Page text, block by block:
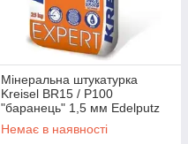
Мінеральна штукатурка
Kreisel BR15 / P100
"баранець" 1,5 мм Edelputz
Mineralisch (25 кг) Крайзель
Немає в наявності